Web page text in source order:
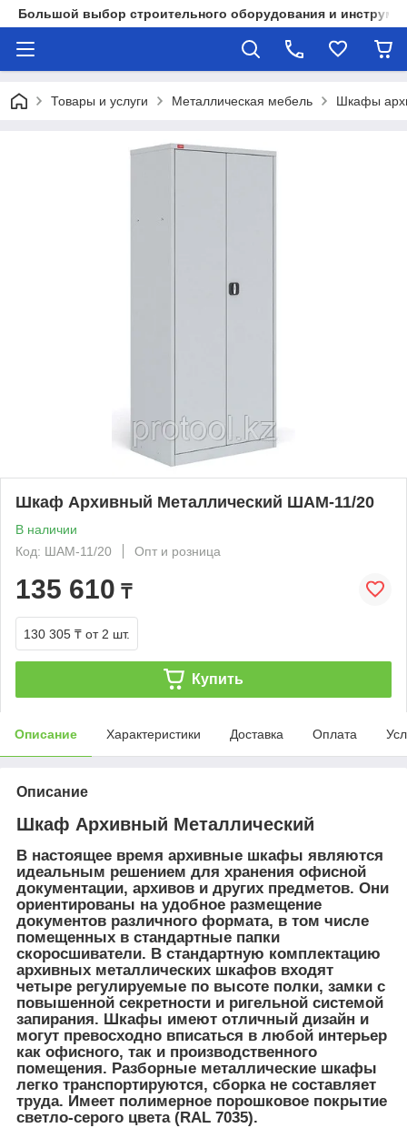
Большой выбор строительного оборудования и
Товары и услуги Металлическая мебель Шкафы
Шкаф Архивный Металлический ШАМ-11/20
В наличии
Код: ШАМ-11/20
Опт и розница
135 610 ₸
130 305 ₸ от 2 шт.
Купить
Описание Характеристики Доставка Оплата
Описание
Шкаф Архивный Металлический
В настоящее время архивные шкафы являются
идеальным решением для хранения офисной
документации, архивов и других предметов. Они
ориентированы на удобное размещение
документов различного формата, в том числе
помещенных в стандартные папки
скоросшиватели. В стандартную комплектацию
архивных металлических шкафов входят
четыре регулируемые по высоте полки, замки с
повышенной секретности и ригельной системой
запирания. Шкафы имеют отличный дизайн и
могут превосходно вписаться в любой интерьер
как офисного, так и производственного
помещения. Разборные металлические шкафы
легко транспортируются, сборка не составляет
труда. Имеет полимерное порошковое покрытие
светло-серого цвета (RAL 7035).